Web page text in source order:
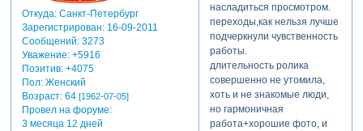
теги: свадебный
Откуда:Санкт-Петербург
Зарегистрирован: 16-09-2011
Сообщений:3273
Уважение: +5916
Позитив: +4075
Пол:Женский
Возраст:64 [1962-07-05]
Провел на форуме:
3 месяца 12 дней
насладиться просмотром.
переходы,как нельзя лучше
подчеркнули чувственность
работы.
длительность ролика
совершенно не утомила,
хоть и не знакомые люди,
но гармоничная
работа+хорошие фото, и